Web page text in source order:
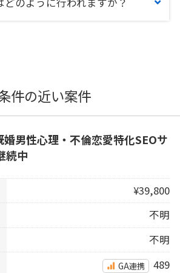
件の近い案件
婚男性心理・不倫恋愛特化SEOサ
続中
¥39,800
不明
不明
GA連携 489